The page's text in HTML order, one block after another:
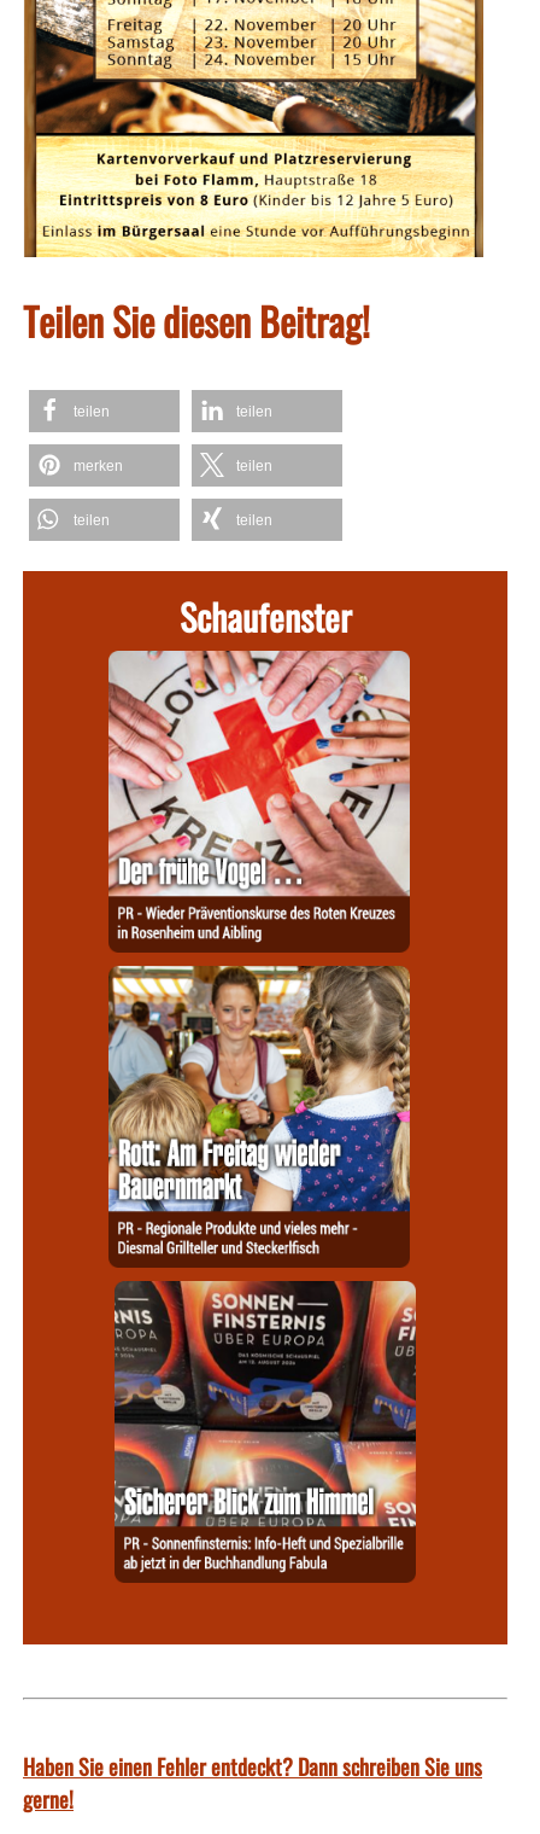
Teilen Sie diesen Beitrag!
teilen teilen
merken teilen
teilen teilen
Schaufenster
Haben Sie einen Fehler entdeckt? Dann schreiben Sie uns
gerne!